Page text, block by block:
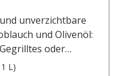
unverzichtbare
und Olivenöl:
oder
Dieses
L)